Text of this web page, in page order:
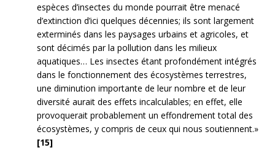
espèces d’insectes du monde pourrait être menacé
d’extinction d’ici quelques décennies; ils sont largement
exterminés dans les paysages urbains et agricoles, et
sont décimés par la pollution dans les milieux
aquatiques… Les insectes étant profondément intégrés
dans le fonctionnement des écosystèmes terrestres,
une diminution importante de leur nombre et de leur
diversité aurait des effets incalculables; en effet, elle
provoquerait probablement un effondrement total des
écosystèmes, y compris de ceux qui nous soutiennent.»
[15]